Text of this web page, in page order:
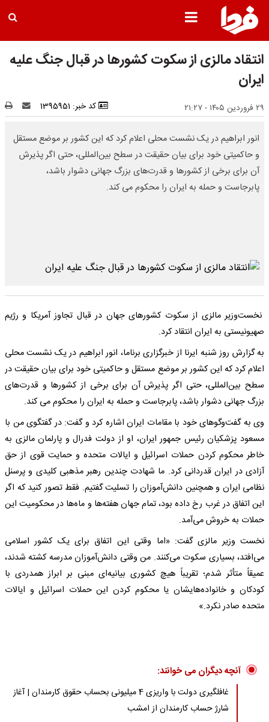
انتقاد مالزی از سکوت کشورها در قبال جنگ علیه
ایران
۲۹ فروردین ۱۴۰۵ - ۲۱:۲۷ کد خبر: 1395951
انور ابراهیم در یک نشست محلی اعلام کرد که این کشور بر موضع مستقل
و حاکمیتی خود برای بیان حقیقت در سطح بین‌المللی، حتی اگر پذیرش
آن برای برخی از کشورها و قدرت‌های بزرگ جهانی دشوار باشد،
پابرجاست و حمله به ایران را محکوم می کند.
نخست‌وزیر مالزی از سکوت کشورهای جهان در قبال تجاوز آمریکا و رژیم
صهیونیستی به ایران انتقاد کرد.
به گزارش روز شنبه ایرنا از خبرگزاری برناما، انور ابراهیم در یک نشست محلی
اعلام کرد که این کشور بر موضع مستقل و حاکمیتی خود برای بیان حقیقت در
سطح بین‌المللی، حتی اگر پذیرش آن برای برخی از کشورها و قدرت‌های
بزرگ جهانی دشوار باشد، پابرجاست و حمله به ایران را محکوم می کند.
وی به گفت‌وگوهای خود با مقامات ایران اشاره کرد و گفت: در گفتگوی من با
مسعود پزشکیان رئیس جمهور ایران، او از دولت فدرال و پارلمان مالزی به
خاطر محکوم کردن حملات اسرائیل و ایالات متحده و حمایت قوی از حق
آزادی در ایران قدردانی کرد. ما شهادت چندین رهبر مذهبی کلیدی و پرسنل
نظامی ایران و همچنین دانش‌آموزان را تسلیت گفتیم. فقط تصور کنید که اگر
این اتفاق در غرب رخ داده بود، تمام جهان هفته‌ها و ماه‌ها در محکومیت این
حملات به خروش می‌آمد.
نخست وزیر مالزی گفت: «اما وقتی این اتفاق برای یک کشور اسلامی
می‌افتد، بسیاری سکوت می‌کنند. من وقتی دانش‌آموزان مدرسه کشته شدند،
عمیقاً متأثر شدم؛ تقریباً هیچ کشوری بیانیه‌ای مبنی بر ابراز همدردی با
کودکان و خانواده‌هایشان یا محکوم کردن این حملات اسرائیل و ایالات
متحده صادر نکرد.»
آنچه دیگران می خوانند:
غافلگیری دولت با واریزی 4 میلیونی بحساب حقوق کارمندان | آغاز
شارژ حساب کارمندان از امشب